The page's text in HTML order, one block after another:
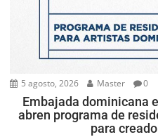
5 agosto, 2026 Master 0
Embajada dominicana
abren programa de
para